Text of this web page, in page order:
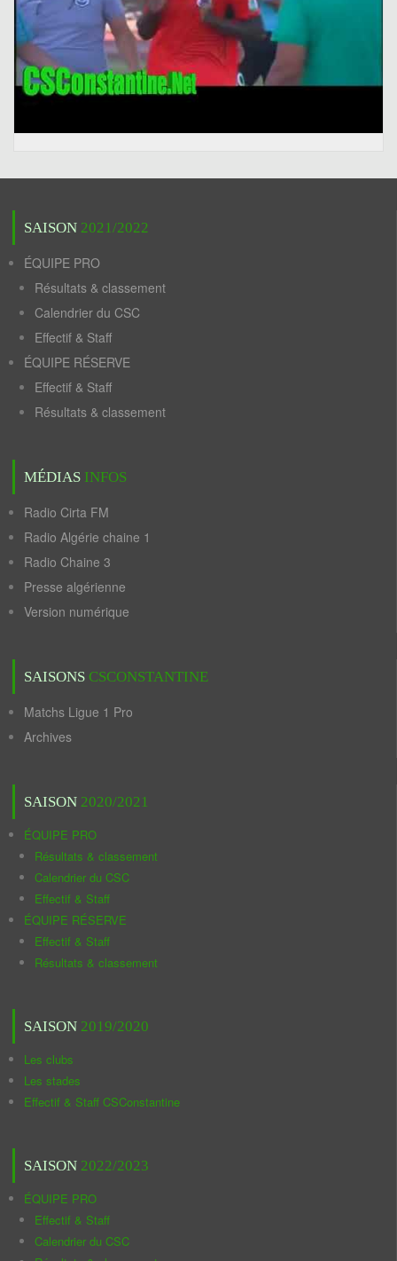
SAISON 2021/2022
ÉQUIPE PRO
Résultats & classement
Calendrier du CSC
Effectif & Staff
ÉQUIPE RÉSERVE
Effectif & Staff
Résultats & classement
MÉDIAS INFOS
Radio Cirta FM
Radio Algérie chaine 1
Radio Chaine 3
Presse algérienne
Version numérique
SAISONS CSCONSTANTINE
Matchs Ligue 1 Pro
Archives
SAISON 2020/2021
ÉQUIPE PRO
Résultats & classement
Calendrier du CSC
Effectif & Staff
ÉQUIPE RÉSERVE
Effectif & Staff
Résultats & classement
SAISON 2019/2020
Les clubs
Les stades
Effectif & Staff CSConstantine
SAISON 2022/2023
ÉQUIPE PRO
Effectif & Staff
Calendrier du CSC